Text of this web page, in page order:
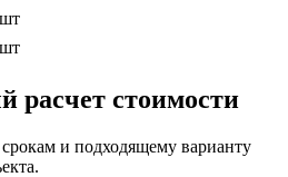
расчет стоимости
и подходящему варианту